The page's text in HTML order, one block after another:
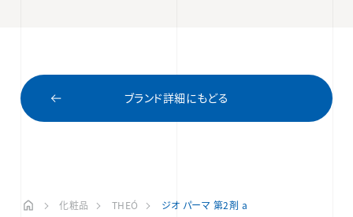
ブランド詳細にもどる
化粧品 THEÓ ジオ パーマ 第2剤 a